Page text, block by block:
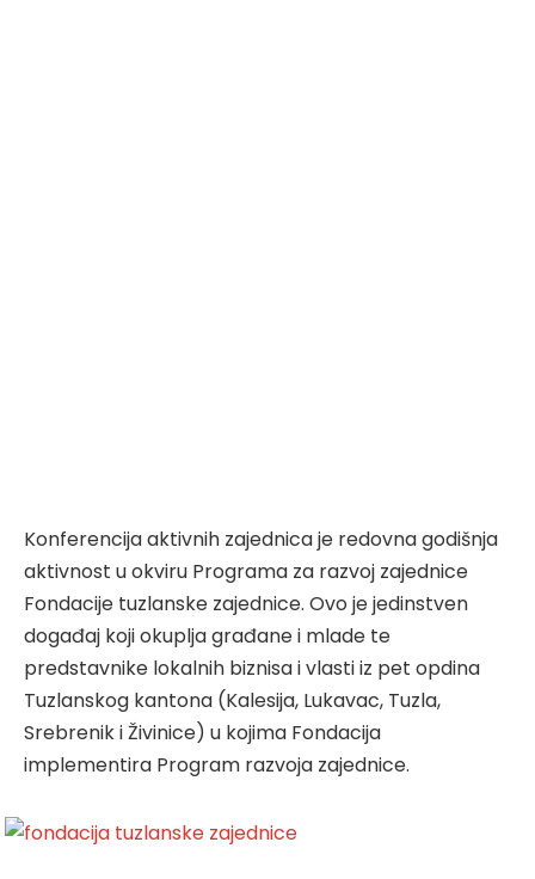
Konferencija aktivnih zajednica je redovna godišnja
aktivnost u okviru Programa za razvoj zajednice
Fondacije tuzlanske zajednice. Ovo je jedinstven
događaj koji okuplja građane i mlade te
predstavnike lokalnih biznisa i vlasti iz pet opdina
Tuzlanskog kantona (Kalesija, Lukavac, Tuzla,
Srebrenik i Živinice) u kojima Fondacija
implementira Program razvoja zajednice.